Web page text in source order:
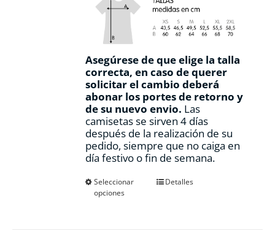
Asegúrese de que elige la talla
correcta, en caso de querer
solicitar el cambio deberá
abonar los portes de retorno y
de su nuevo envio. Las
camisetas se sirven 4 días
después de la realización de su
pedido, siempre que no caiga en
día festivo o fin de semana.
Seleccionar
opciones
EsteDetalles